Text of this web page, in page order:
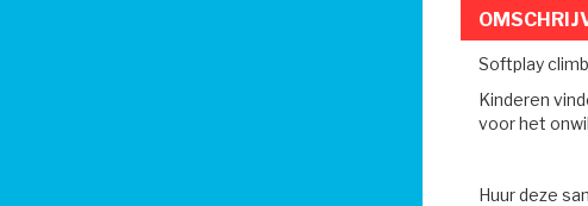
Softplay
Kinderen
voor het
Huur deze